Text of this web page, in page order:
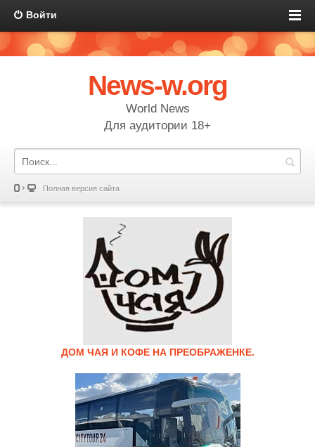
Войти
News-w.org
World News
Для аудитории 18+
Полная версия сайта
ДОМ ЧАЯ И КОФЕ НА ПРЕОБРАЖЕНКЕ.